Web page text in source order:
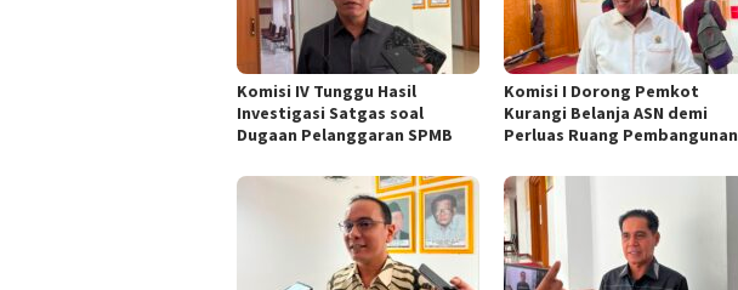
Komisi IV Tunggu Hasil
Investigasi Satgas soal
Dugaan Pelanggaran SPMB
Komisi I Dorong Pemkot
Kurangi Belanja ASN demi
Perluas Ruang Pembangunan